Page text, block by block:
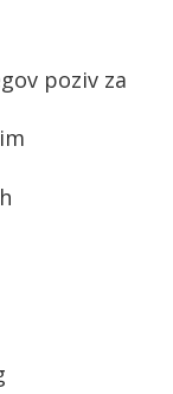
poziv za